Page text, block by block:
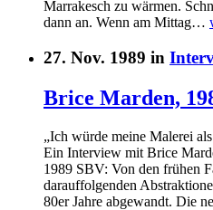
Marrakesch zu wärmen.
dann an. Wenn am Mittag…
27. Nov. 1989 in
Brice Marden,
„Ich würde meine Malerei
Ein Interview mit Brice
1989 SBV: Von den frühen
darauffolgenden
80er Jahre abgewandt. Die